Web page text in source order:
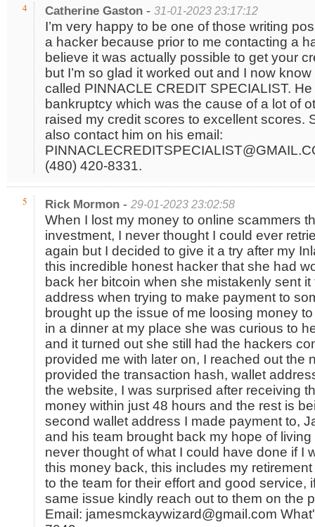
4 Catherine Gaston- 31-01-2023 23:17:12
I’m very happy to be one of those writing
a hacker because prior to me contacting a
believe it was actually possible to get your
but I’m so glad it worked out and I now
called PINNACLE CREDIT SPECIALIST.
bankruptcy which was the cause of a lot of
raised my credit scores to excellent scores.
also contact him on his email:
(480) 420-8331.
5 Rick Mormon- 29-01-2023 23:02:58
When I lost my money to online scammers
investment, I never thought I could ever
again but I decided to give it a try after my
this incredible honest hacker that she had
back her bitcoin when she mistakenly sent
address when trying to make payment to
brought up the issue of me loosing money
in a dinner at my place she was curious to
and it turned out she still had the hackers
provided me with later on, I reached out the
provided the transaction hash, wallet
the website, I was surprised after receiving
money within just 48 hours and the rest is
second wallet address I made payment to,
and his team brought back my hope of
never thought of what I could have done if I
this money back, this includes my retirement
to the team for their effort and good service,
same issue kindly reach out to them on the
Email: jamesmckaywizard@gmail.com